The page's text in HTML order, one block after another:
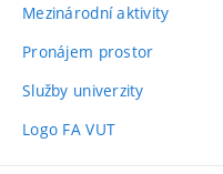
Mezinárodní aktivity
Pronájem prostor
Služby univerzity
Logo FA VUT